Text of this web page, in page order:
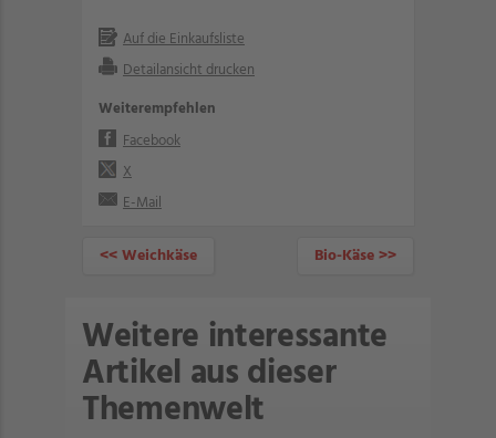
Auf die Einkaufsliste
Detailansicht drucken
Weiterempfehlen
Facebook
X
E-Mail
<< Weichkäse Bio-Käse >>
Weitere interessante
Artikel aus dieser
Themenwelt